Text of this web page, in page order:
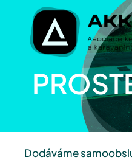
Přeskočit
obsah
Dodáváme